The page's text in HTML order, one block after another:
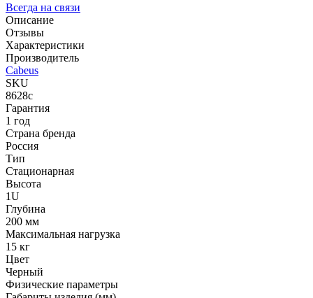
Всегда на связи
Описание
Отзывы
Характеристики
Производитель
Cabeus
SKU
8628c
Гарантия
1 год
Страна бренда
Россия
Тип
Стационарная
Высота
1U
Глубина
200 мм
Максимальная нагрузка
15 кг
Цвет
Черный
Физические параметры